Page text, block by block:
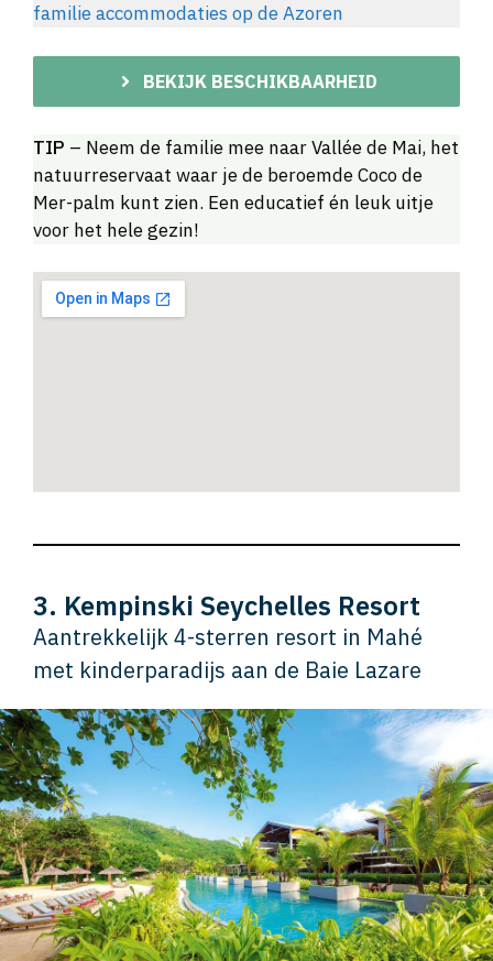
familie accommodaties op de Azoren
BEKIJK BESCHIKBAARHEID
TIP – Neem de familie mee naar Vallée de Mai, het
natuurreservaat waar je de beroemde Coco de
Mer-palm kunt zien. Een educatief én leuk uitje
voor het hele gezin!
3. Kempinski Seychelles Resort
Aantrekkelijk 4-sterren resort in Mahé
met kinderparadijs aan de Baie Lazare